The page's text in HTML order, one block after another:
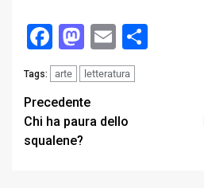
Facebook
Mastodon
Email
Tags: arte letteratura
Post
navigation
Precedente
Chi ha paura dello
squalene?